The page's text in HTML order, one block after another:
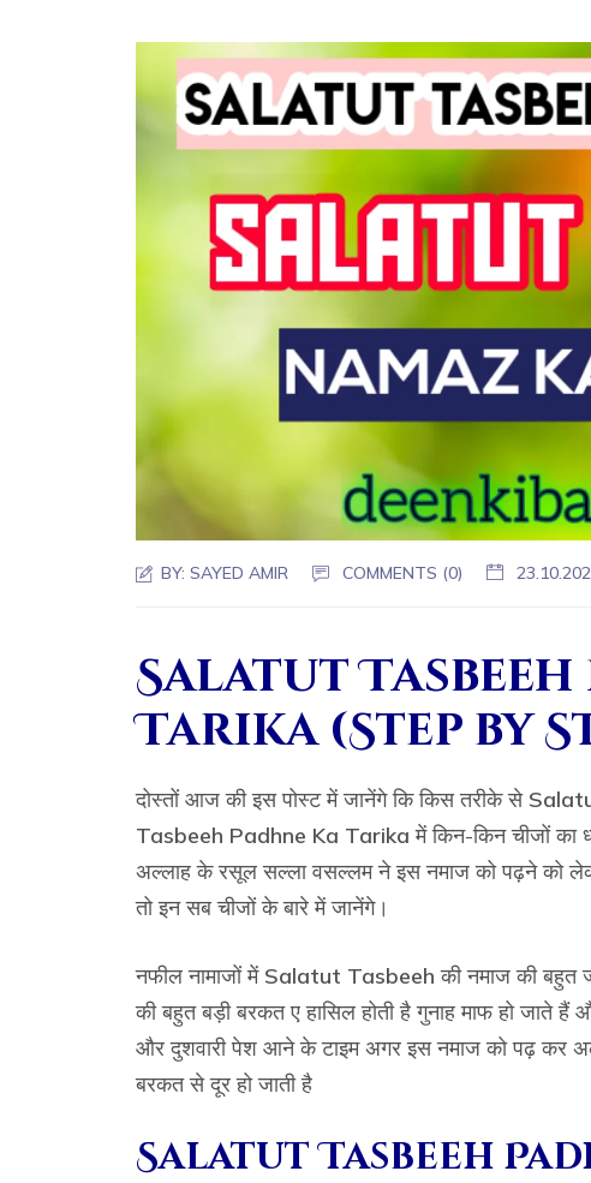
BY:SAYED AMIR COMMENTS (0)
Salatut Tasbeeh
Tarika (Step by
दोस्तों आज की इस पोस्ट में जानेंगे कि किस तरीके से
Tasbeeh Padhne Ka Tarika में किन-किन चीजों
अल्लाह के रसूल सल्ला वसल्लम ने इस नमाज को पढ़ने को
तो इन सब चीजों के बारे में जानेंगे।
नफील नामाजों मेंSalatut Tasbeeh की नमाज की बहुत
की बहुत बड़ी बरकत ए हासिल होती है गुनाह माफ हो जाते
और दुशवारी पेश आने के टाइम अगर इस नमाज को पढ़ कर
बरकत से दूर हो जाती है
Salatut Tasbeeh